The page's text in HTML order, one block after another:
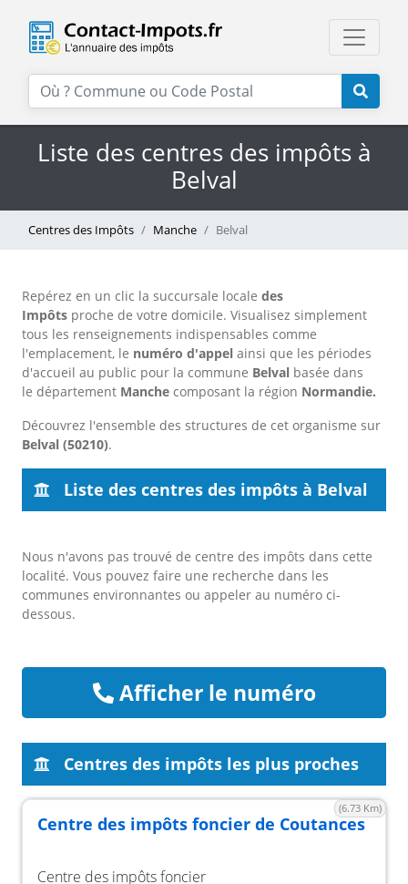
Liste des centres des impôts à
Belval
Centres des Impôts Manche Belval
Repérez en un clic la succursale locale des
Impôts proche de votre domicile. Visualisez simplement
tous les renseignements indispensables comme
l'emplacement, le numéro d'appel ainsi que les périodes
d'accueil au public pour la commune Belval basée dans
le département Manche composant la région Normandie.
Découvrez l'ensemble des structures de cet organisme sur
Belval (50210).
Liste des centres des impôts à Belval
Nous n'avons pas trouvé de centre des impôts dans cette
localité. Vous pouvez faire une recherche dans les
communes environnantes ou appeler au numéro ci-
dessous.
Afficher le numéro
Centres des impôts les plus proches
(6.73 Km)
Centre des impôts foncier de Coutances
Centre des impôts foncier